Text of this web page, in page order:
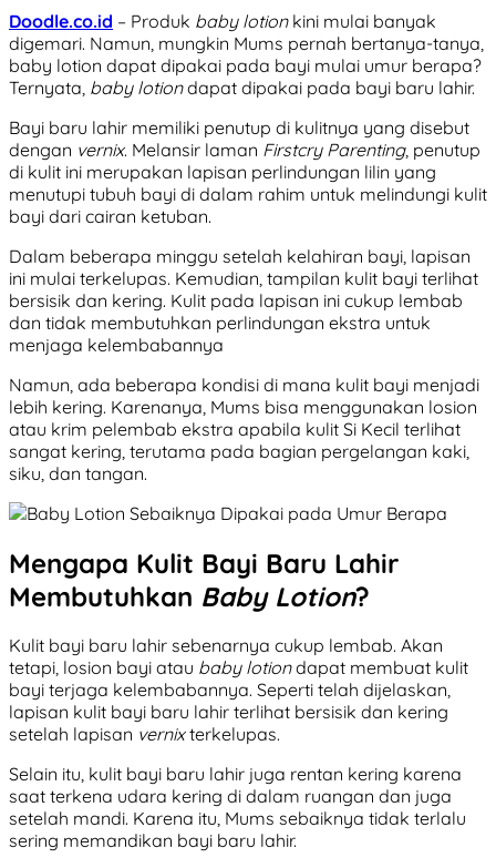
Doodle.co.id – Produk baby lotionkini mulai banyak
digemari. Namun, mungkin Mums pernah bertanya-tanya,
baby lotion dapat dipakai pada bayi mulai umur berapa?
Ternyata, baby lotiondapat dipakai pada bayi baru lahir.
Bayi baru lahir memiliki penutup di kulitnya yang disebut
dengan vernix. Melansir laman Firstcry Parenting, penutup
di kulit ini merupakan lapisan perlindungan lilin yang
menutupi tubuh bayi di dalam rahim untuk melindungi kulit
bayi dari cairan ketuban.
Dalam beberapa minggu setelah kelahiran bayi, lapisan
ini mulai terkelupas. Kemudian, tampilan kulit bayi terlihat
bersisik dan kering. Kulit pada lapisan ini cukup lembab
dan tidak membutuhkan perlindungan ekstra untuk
menjaga kelembabannya
Namun, ada beberapa kondisi di mana kulit bayi menjadi
lebih kering. Karenanya, Mums bisa menggunakan losion
atau krim pelembab ekstra apabila kulit Si Kecil terlihat
sangat kering, terutama pada bagian pergelangan kaki,
siku, dan tangan.
Mengapa Kulit Bayi Baru Lahir
Membutuhkan Baby Lotion?
Kulit bayi baru lahir sebenarnya cukup lembab. Akan
tetapi, losion bayi atau baby lotiondapat membuat kulit
bayi terjaga kelembabannya. Seperti telah dijelaskan,
lapisan kulit bayi baru lahir terlihat bersisik dan kering
setelah lapisan vernixterkelupas.
Selain itu, kulit bayi baru lahir juga rentan kering karena
saat terkena udara kering di dalam ruangan dan juga
setelah mandi. Karena itu, Mums sebaiknya tidak terlalu
sering memandikan bayi baru lahir.